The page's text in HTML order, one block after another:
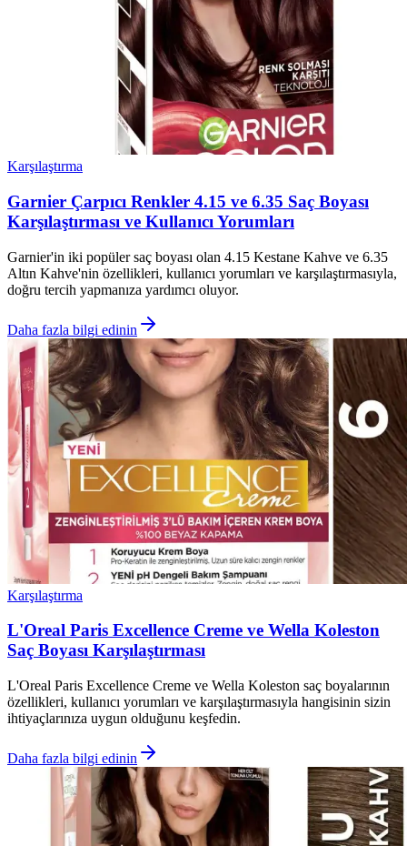
Karşılaştırma
Garnier Çarpıcı Renkler 4.15 ve 6.35 Saç Boyası
Karşılaştırması ve Kullanıcı Yorumları
Garnier'in iki popüler saç boyası olan 4.15 Kestane Kahve ve 6.35
Altın Kahve'nin özellikleri, kullanıcı yorumları ve karşılaştırmasıyla,
doğru tercih yapmanıza yardımcı oluyor.
Daha fazla bilgi edinin
Karşılaştırma
L'Oreal Paris Excellence Creme ve Wella Koleston
Saç Boyası Karşılaştırması
L'Oreal Paris Excellence Creme ve Wella Koleston saç boyalarının
özellikleri, kullanıcı yorumları ve karşılaştırmasıyla hangisinin sizin
ihtiyaçlarınıza uygun olduğunu keşfedin.
Daha fazla bilgi edinin